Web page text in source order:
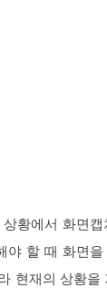
황에서 화면
야 할 때 화면
현재의 상황